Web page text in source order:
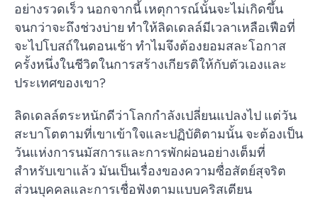
อย่างรวดเร็ว นอกจากนี้ เหตุการณ์นั้นจะไม่เกิดขึ้น
จนกว่าจะถึงช่วงบ่าย ทำให้ลิดเดลล์มีเวลาเหลือเฟือที่
จะไปโบสถ์ในตอนเช้า ทำไมจึงต้องยอมสละโอกาส
ครั้งหนึ่งในชีวิตในการสร้างเกียรติให้กับตัวเองและ
ประเทศของเขา?
ลิดเดลล์ตระหนักดีว่าโลกกำลังเปลี่ยนแปลงไป แต่วัน
สะบาโตตามที่เขาเข้าใจและปฏิบัติตามนั้น จะต้องเป็น
วันแห่งการนมัสการและการพักผ่อนอย่างเต็มที่
สำหรับเขาแล้ว มันเป็นเรื่องของความซื่อสัตย์สุจริต
ส่วนบุคคลและการเชื่อฟังตามแบบคริสเตียน